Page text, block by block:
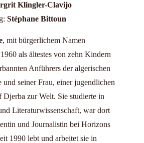
Klingler-Clavijo
Stéphane Bittoun
, mit bürgerlichem Namen
als ältestes von zehn Kindern
Anführers der algerischen
und seiner Frau, einer jugendlichen
Djerba zur Welt. Sie studierte in
Literaturwissenschaft, war dort
und Journalistin bei Horizons
1990 lebt und arbeitet sie in